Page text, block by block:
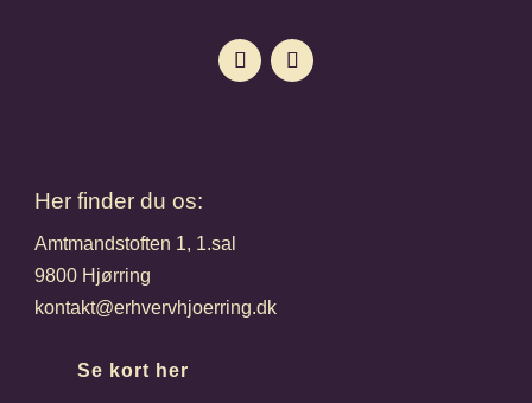
Her finder du os:
Amtmandstoften 1, 1.sal
9800 Hjørring
kontakt@erhvervhjoerring.dk
Se kort her